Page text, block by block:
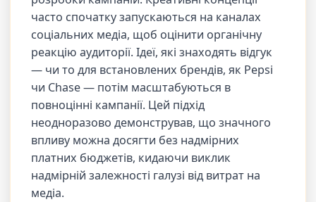
часто спочатку запускаються на каналах
соціальних медіа, щоб оцінити органічну
реакцію аудиторії. Ідеї, які знаходять відгук
— чи то для встановлених брендів, як Pepsi
чи Chase — потім масштабуються в
повноцінні кампанії. Цей підхід
неодноразово демонстрував, що значного
впливу можна досягти без надмірних
платних бюджетів, кидаючи виклик
надмірній залежності галузі від витрат на
медіа.